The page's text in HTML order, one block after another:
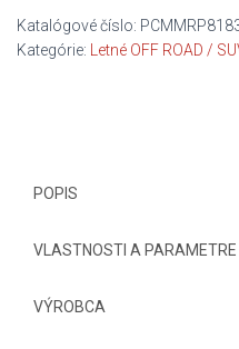
(PZ4)
S.C.
Katalógové číslo:
Kategórie:
Letné OFF ROAD /
POPIS
VLASTNOSTI A PARAMETRE
VÝROBCA